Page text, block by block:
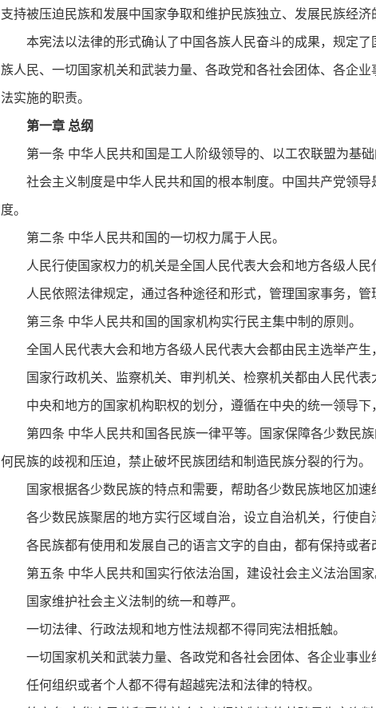
支持被压迫民族和发展中国家争取和维护民族独立、发展民族经
本宪法以法律的形式确认了中国各族人民奋斗的成果，规定
族人民、一切国家机关和武装力量、各政党和各社会团体、各企
法实施的职责。
第一章 总纲
第一条 中华人民共和国是工人阶级领导的、以工农联盟为基
社会主义制度是中华人民共和国的根本制度。中国共产党领
度。
第二条 中华人民共和国的一切权力属于人民。
人民行使国家权力的机关是全国人民代表大会和地方各级人民
人民依照法律规定，通过各种途径和形式，管理国家事务，管
第三条 中华人民共和国的国家机构实行民主集中制的原则。
全国人民代表大会和地方各级人民代表大会都由民主选举产生
国家行政机关、监察机关、审判机关、检察机关都由人民代表
中央和地方的国家机构职权的划分，遵循在中央的统一领导下
第四条 中华人民共和国各民族一律平等。国家保障各少数民
何民族的歧视和压迫，禁止破坏民族团结和制造民族分裂的行为。
国家根据各少数民族的特点和需要，帮助各少数民族地区加速
各少数民族聚居的地方实行区域自治，设立自治机关，行使
各民族都有使用和发展自己的语言文字的自由，都有保持或者
第五条 中华人民共和国实行依法治国，建设社会主义法治国家
国家维护社会主义法制的统一和尊严。
一切法律、行政法规和地方性法规都不得同宪法相抵触。
一切国家机关和武装力量、各政党和各社会团体、各企业事
任何组织或者个人都不得有超越宪法和法律的特权。